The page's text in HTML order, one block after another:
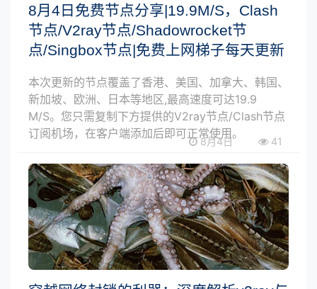
8月4日免费节点分享|19.9M/S，Clash
节点/V2ray节点/Shadowrocket节
点/Singbox节点|免费上网梯子每天更新
本次更新的节点覆盖了香港、美国、加拿大、韩国、
新加坡、欧洲、日本等地区,最高速度可达19.9
M/S。您只需复制下方提供的V2ray节点/Clash节点
订阅机场，在客户端添加后即可正常使用。
8月4日 41